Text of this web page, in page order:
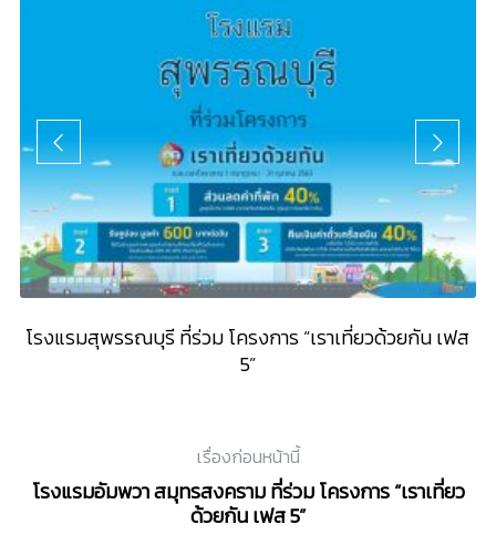
โรงแรมสุพรรณบุรี ที่ร่วม โครงการ “เราเที่ยวด้วยกัน เฟส
5”
เรื่องก่อนหน้านี้
โรงแรมอัมพวา สมุทรสงคราม ที่ร่วม โครงการ “เราเที่ยว
ด้วยกัน เฟส 5”